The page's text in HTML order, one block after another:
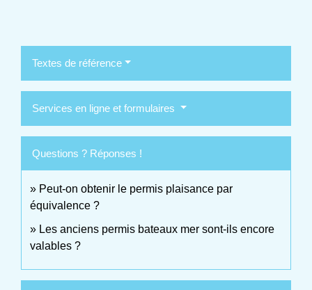
Textes de référence
Services en ligne et formulaires
Questions ? Réponses !
Peut-on obtenir le permis plaisance par
équivalence ?
Les anciens permis bateaux mer sont-ils encore
valables ?